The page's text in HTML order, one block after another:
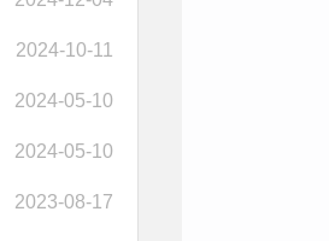
2024-10-11
2024-05-10
2024-05-10
2023-08-17